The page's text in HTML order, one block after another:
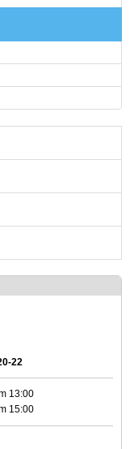
22
13:00
15:00